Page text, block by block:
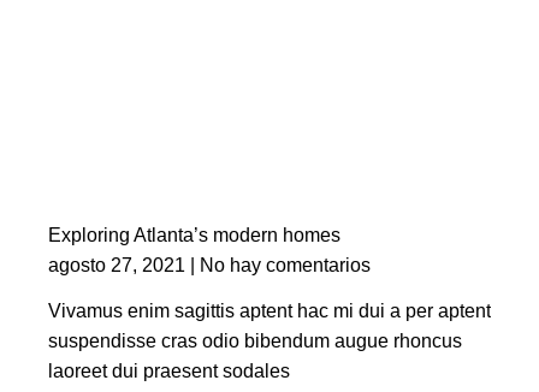
Exploring Atlanta’s modern homes
agosto 27, 2021
No hay comentarios
Vivamus enim sagittis aptent hac mi dui a per aptent
suspendisse cras odio bibendum augue rhoncus
laoreet dui praesent sodales